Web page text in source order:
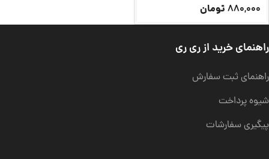
880,000 تومان
راهنمای خرید از ری ری
راهنمای ثبت سفارش
شیوه پرداخت
پیگیری سفارشات